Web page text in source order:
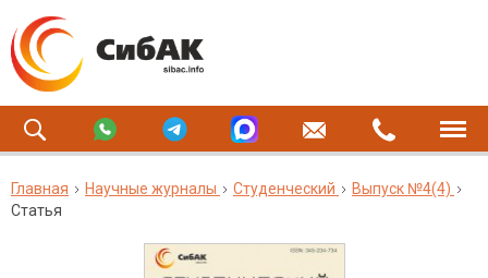
Главная Научные журналы Студенческий
Выпуск №4(4)
Статья